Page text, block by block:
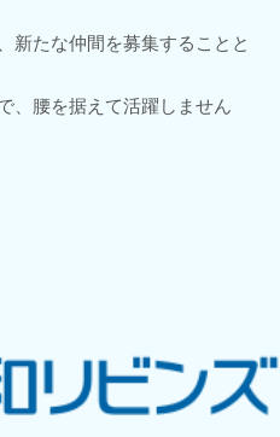
新たな仲間を募集することと
、腰を据えて活躍しません